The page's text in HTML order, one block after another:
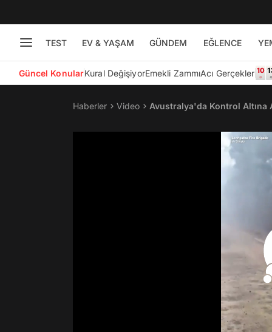
TEST EV & YAŞAM GÜNDEM EĞLENCE
Güncel KonularKural DeğişiyorEmekli ZammıAcı Gerçekler
Haberler Video
Avustralya'da Kontrol Altına